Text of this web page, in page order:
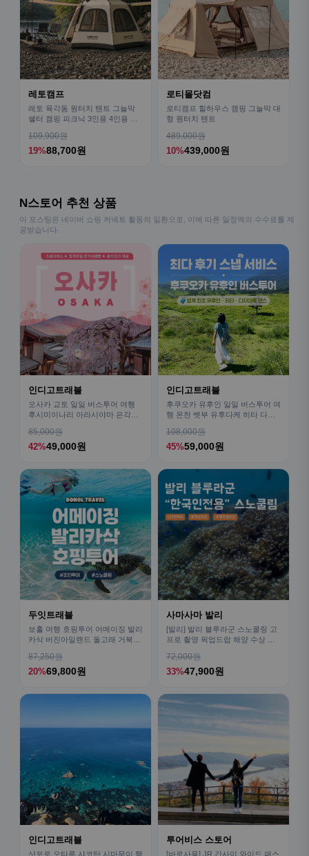
레토캠프
레토 육각돔 원터치 텐트 그늘막
쉘터 캠핑 피크닉 3인용 4인용 패
109,900원
19%88,700원
로티몰닷컴
로티캠프 힐하우스 캠핑 그늘막 대
형 원터치 텐트
489,000원
10%439,000원
N스토어 추천 상품
이 포스팅은 네이버 쇼핑 커넥트 활동의 일환으로, 이에 따른 일정액의 수수료를 제
공받습니다.
인디고트래블
오사카 교토 일일 버스투어 여행
후시미이나리 아라시야마 은각사
85,000원
42%49,000원
인디고트래블
후쿠오카 유후인 일일 버스투어 여
행 온천 벳부 유후다케 히타 다자
108,000원
45%59,000원
두잇트래블
보홀 여행 호핑투어 어메이징 발리
카삭 버진아일랜드 돌고래 거북이
87,250원
20%69,800원
사마사마 발리
[발리] 발리 블루라군 스노쿨링 고
프로 촬영 픽업드랍 해양 수상 액
72,000원
33%47,900원
인디고트래블
삿포로 오타루 샤코탄 시마무이 핵
투어비스 스토어
[바로사용] JR 간사이 와이드 패스